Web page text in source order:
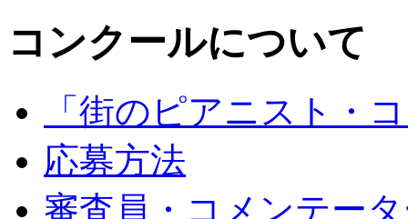
コンクールについて
「街のピアニスト・
応募方法
審査員・コメンテー